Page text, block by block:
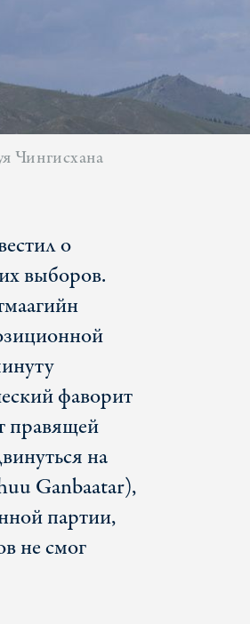
Чингисхана
о
выборов.
фаворит
правящей
на
Ganbaatar),
партии,
не смог